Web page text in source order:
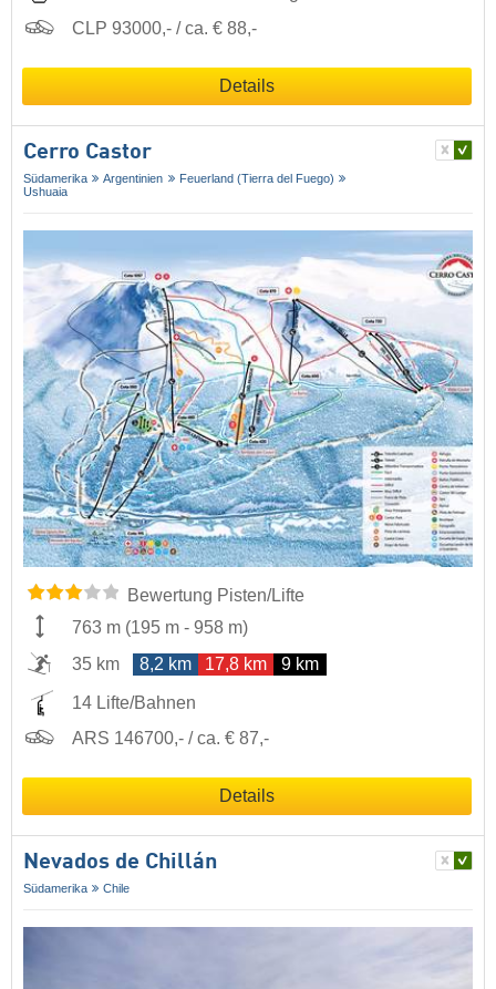
CLP 93000,- / ca. € 88,-
Details
Cerro Castor
Südamerika Argentinien
Feuerland (Tierra del Fuego)
Ushuaia
Bewertung Pisten/Lifte
763 m (195 m - 958 m)
35 km
8,2 km 17,8 km 9 km
14 Lifte/Bahnen
ARS 146700,- / ca. € 87,-
Details
Nevados de Chillán
Südamerika Chile